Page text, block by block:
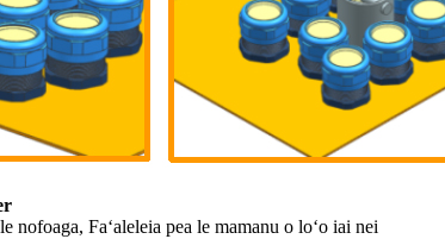
nofoaga, Faʻaleleia pea le mamanu o loʻo iai nei